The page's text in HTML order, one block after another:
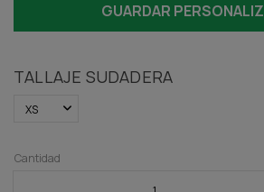
GUARDAR
TALLAJE SUDADERA
Cantidad